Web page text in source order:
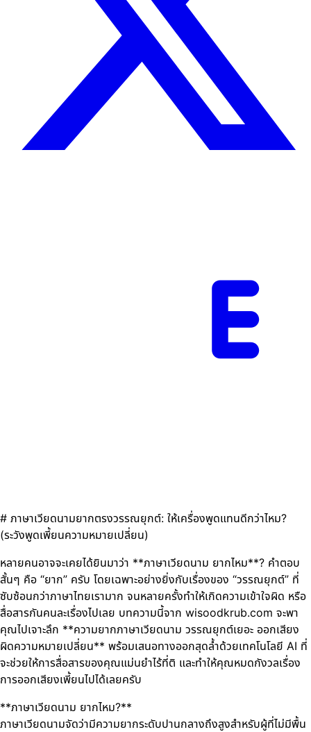
# ภาษาเวียดนามยากตรงวรรณยุกต์: ให้เครื่องพูดแทนดีกว่าไหม?
(ระวังพูดเพี้ยนความหมายเปลี่ยน)
หลายคนอาจจะเคยได้ยินมาว่า **ภาษาเวียดนาม ยากไหม**? คำตอบ
สั้นๆ คือ “ยาก” ครับ โดยเฉพาะอย่างยิ่งกับเรื่องของ “วรรณยุกต์” ที่
ซับซ้อนกว่าภาษาไทยเรามาก จนหลายครั้งทำให้เกิดความเข้าใจผิด หรือ
สื่อสารกันคนละเรื่องไปเลย บทความนี้จาก wisoodkrub.com จะพา
คุณไปเจาะลึก **ความยากภาษาเวียดนาม วรรณยุกต์เยอะ ออกเสียง
ผิดความหมายเปลี่ยน** พร้อมเสนอทางออกสุดล้ำด้วยเทคโนโลยี AI ที่
จะช่วยให้การสื่อสารของคุณแม่นยำไร้ที่ติ และทำให้คุณหมดกังวลเรื่อง
การออกเสียงเพี้ยนไปได้เลยครับ
**ภาษาเวียดนาม ยากไหม?**
ภาษาเวียดนามจัดว่ามีความยากระดับปานกลางถึงสูงสำหรับผู้ที่ไม่มีพื้น